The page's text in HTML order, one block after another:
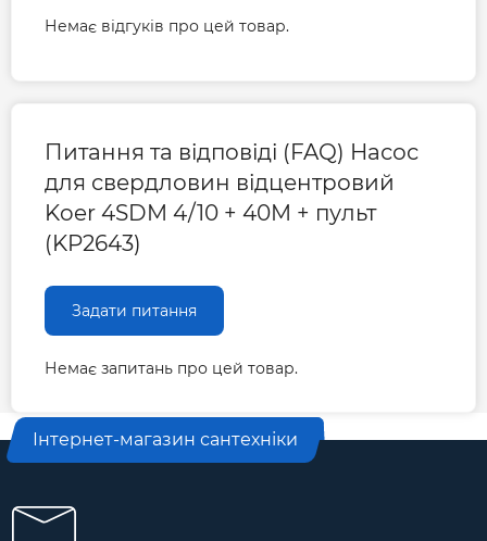
Немає відгуків про цей товар.
Питання та відповіді (FAQ) Насос
для свердловин відцентровий
Koer 4SDM 4/10 + 40M + пульт
(KP2643)
Задати питання
Немає запитань про цей товар.
Інтернет-магазин сантехніки